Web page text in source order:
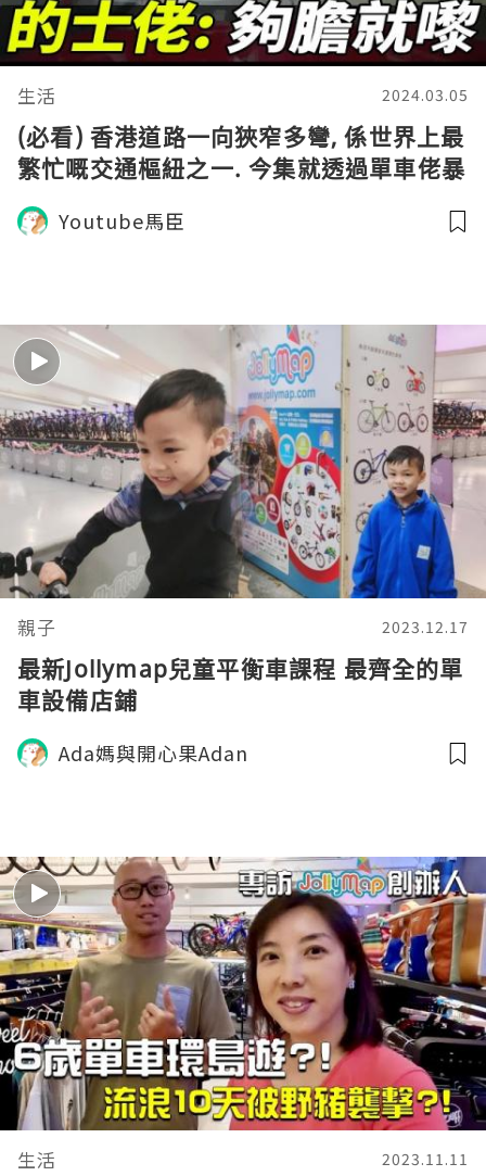
生活 2024.03.05
(必看) 香港道路一向狹窄多彎, 係世界上最
繁忙嘅交通樞紐之一. 今集就透過單車佬暴
走事件, 勸導大家互相禮讓減少磨擦糾紛。
事件入面, 懷疑單車佬不滿的士響安, 佬暴
Youtube馬臣
親子 2023.12.17
最新Jollymap兒童平衡車課程 最齊全的單
車設備店鋪
Ada媽與開心果Adan
生活 2023.11.11